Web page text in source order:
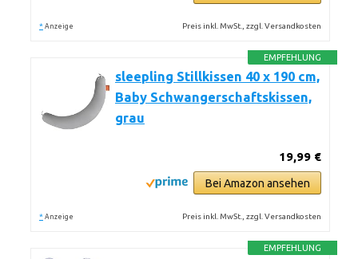
* Anzeige Preis inkl. MwSt., zzgl. Versandkosten
EMPFEHLUNG
sleepling Stillkissen 40 x 190 cm,
Baby Schwangerschaftskissen,
grau
19,99 €
Bei Amazon ansehen
* Anzeige Preis inkl. MwSt., zzgl. Versandkosten
EMPFEHLUNG